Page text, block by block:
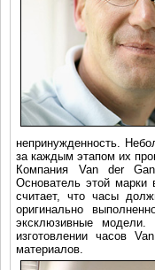
непринужденность.
за каждым этапом их
Компания Van der
Основатель этой марки
считает, что часы
оригинально
эксклюзивные
изготовлении часов
материалов.